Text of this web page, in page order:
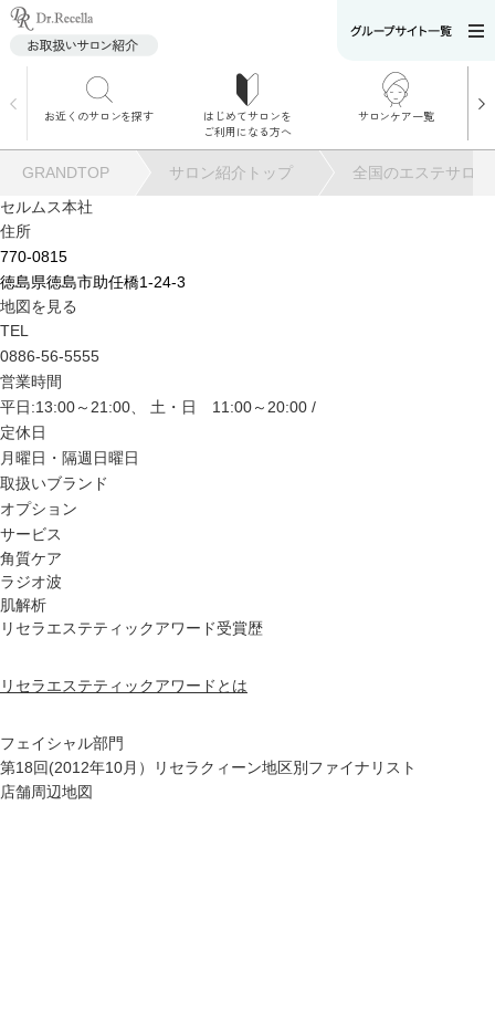
お近くのサロンを探す
はじめてサロンを
ご利用になる方へ
サロンケア一覧
ュー
施術別で探す
お悩み別で探す
GRANDTOP サロン紹介トップ
全国のエステサロ
セルムス本社
住所
770-0815
徳島県徳島市助任橋1-24-3
地図を見る
TEL
0886-56-5555
営業時間
平日:13:00～21:00、 土・日 11:00～20:00 /
定休日
月曜日・隔週日曜日
取扱いブランド
オプション
サービス
角質ケア
ラジオ波
肌解析
リセラエステティックアワード受賞歴
リセラエステティックアワードとは
フェイシャル部門
第18回(2012年10月）リセラクィーン地区別ファイナリスト
店舗周辺地図